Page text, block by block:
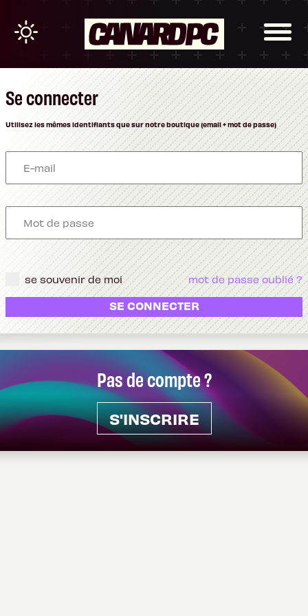
Pas de compte ?
S'INSCRIRE
Se connecter
Utilisez les mêmes identifiants que sur notre boutique (email + mot de passe)
se souvenir de moi mot de passe oublié ?
SE CONNECTER